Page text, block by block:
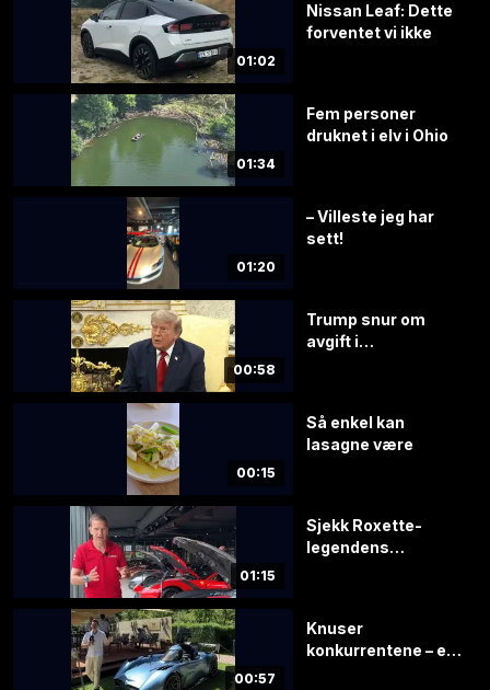
01:02
Nissan Leaf: Dette
forventet vi ikke
01:34
Fem personer
druknet i elv i Ohio
01:20
– Villeste jeg har
sett!
00:58
Trump snur om
avgift i
00:15
Så enkel kan
lasagne være
01:15
Sjekk Roxette-
legendens
00:57
Knuser
konkurrentene – en